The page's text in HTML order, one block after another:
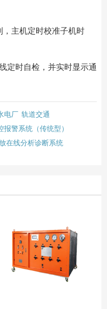
主机定时校准子机时
定时自检，并实时显示通
电厂 轨道交通
警系统（传统型）
在线分析诊断系统